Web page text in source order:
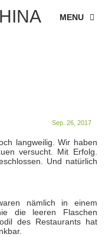
MENU
Sep. 26, 2017
langweilig. Wir haben
versucht. Mit Erfolg.
Und natürlich
nämlich in einem
die leeren Flaschen
des Restaurants hat